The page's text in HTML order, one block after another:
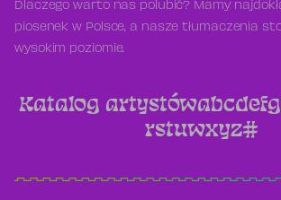
Dlaczego warto nas polubić? Mamy
piosenek w Polsce, a nasze tłumaczenia
wysokim poziomie.
Katalog artystówabcdefg
rstuwxyz#